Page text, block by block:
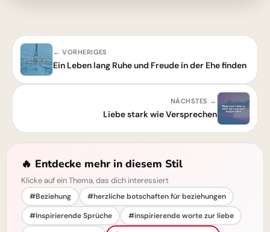
← VORHERIGES
Ein Leben lang Ruhe und Freude in der Ehe finden
NÄCHSTES →
Liebe stark wie Versprechen
🔥 Entdecke mehr in diesem Stil
Klicke auf ein Thema, das dich interessiert
#Beziehung
#herzliche botschaften für beziehungen
#Inspirierende Sprüche
#inspirierende worte zur liebe